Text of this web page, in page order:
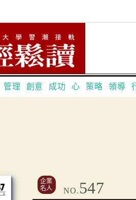
管理 創意 成功 心 策略 領導
企業
名人
NO. 547